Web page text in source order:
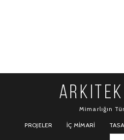
Mimarlığın
PROJELER İÇ MIMARI